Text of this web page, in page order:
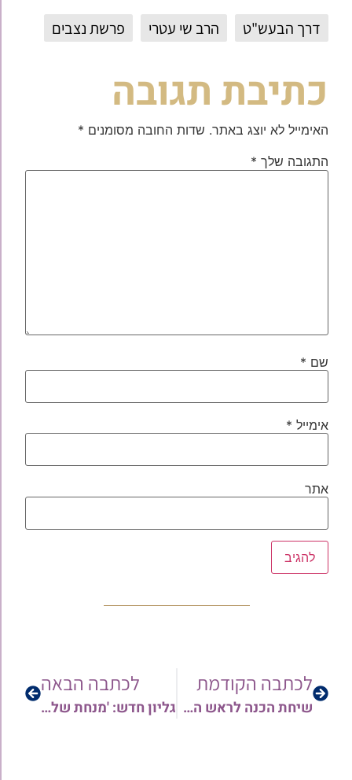
דרך הבעש"ט הרב שי עטרי פרשת נצבים
כתיבת תגובה
האימייל לא יוצג באתר. שדות החובה מסומנים *
התגובה שלך *
שם *
אימייל *
אתר
לכתבה הקודמת
שיחת הכנה לראש השנה: בית משפט 5 כוכבים – "אם כבנים" | הרב אריה צברי
לכתבה הבאה
גליון חדש: 'מנחת שלום' – שיעורי שבת | הרב שלום זכריהו